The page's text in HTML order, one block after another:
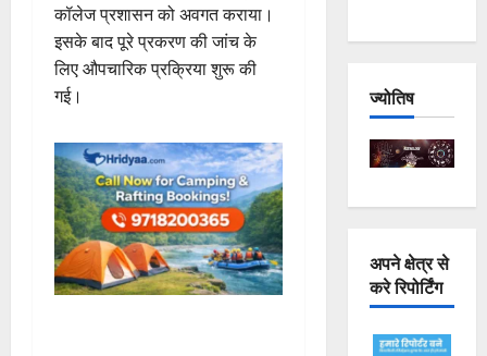
कॉलेज प्रशासन को अवगत कराया।
इसके बाद पूरे प्रकरण की जांच के
लिए औपचारिक प्रक्रिया शुरू की
गई।
ज्योतिष
अपने क्षेत्र से
करे रिपोर्टिंग